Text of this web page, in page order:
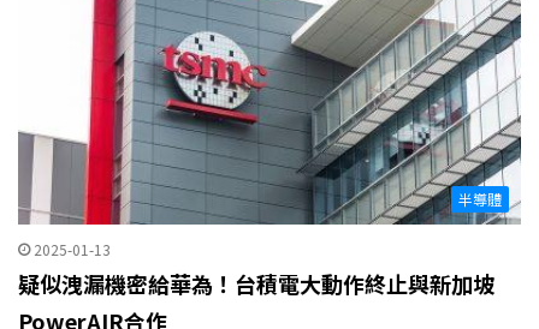
半導體
2025-01-13
疑似洩漏機密給華為！台積電大動作終止與新加坡
PowerAIR合作